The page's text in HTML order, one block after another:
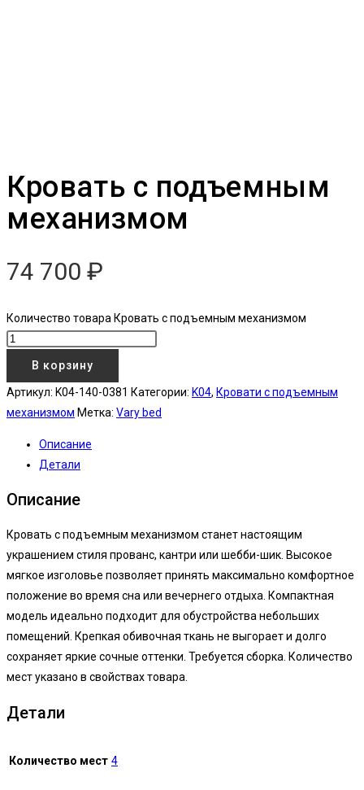
Кровать с подъемным
механизмом
74 700 ₽
Количество товара Кровать с подъемным механизмом
В корзину
Артикул: K04-140-0381 Категории: K04, Кровати с подъемным
механизмом Метка: Vary bed
Описание
Детали
Описание
Кровать с подъемным механизмом станет настоящим
украшением стиля прованс, кантри или шебби-шик. Высокое
мягкое изголовье позволяет принять максимально комфортное
положение во время сна или вечернего отдыха. Компактная
модель идеально подходит для обустройства небольших
помещений. Крепкая обивочная ткань не выгорает и долго
сохраняет яркие сочные оттенки. Требуется сборка. Количество
мест указано в свойствах товара.
Детали
Количество мест 4